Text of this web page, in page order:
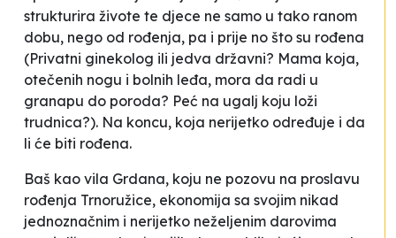
strukturira živote te djece ne samo u tako ranom
dobu, nego od rođenja, pa i prije no što su rođena
(Privatni ginekolog ili jedva državni? Mama koja,
otečenih nogu i bolnih leđa, mora da radi u
granapu do poroda? Peć na ugalj koju loži
trudnica?). Na koncu, koja nerijetko određuje i da
li će biti rođena.
Baš kao vila Grdana, koju ne pozovu na proslavu
rođenja Trnoružice, ekonomija sa svojim nikad
jednoznačnim i nerijetko neželjenim darovima